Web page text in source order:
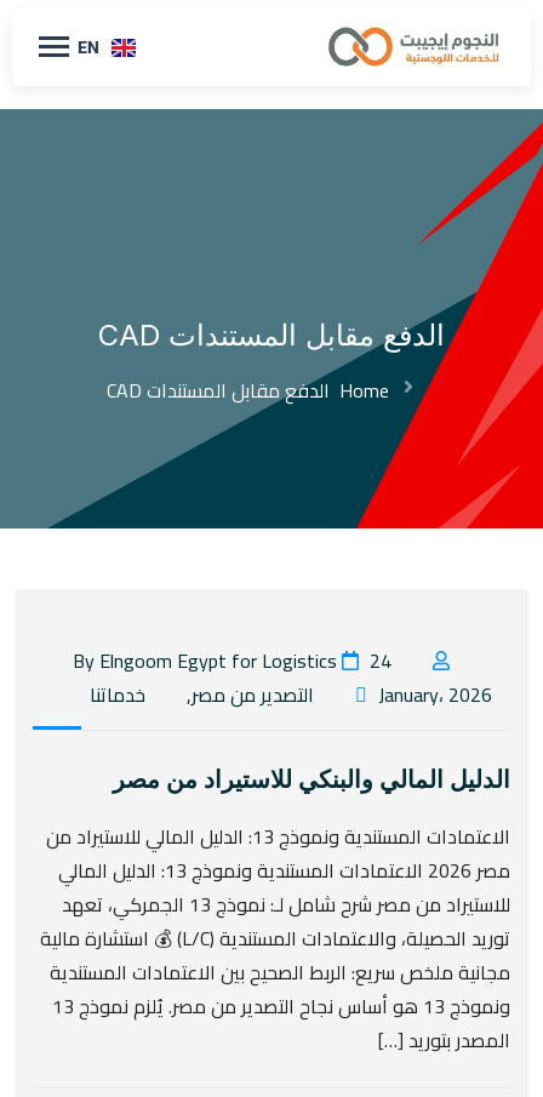
EN
الدفع مقابل المستندات CAD
Home الدفع مقابل المستندات CAD
24
January، 2026
التصدير من مصر, خدماتنا
الدليل المالي والبنكي للاستيراد من مصر
الاعتمادات المستندية ونموذج 13: الدليل المالي للاستيراد من
مصر 2026 الاعتمادات المستندية ونموذج 13: الدليل المالي
للاستيراد من مصر شرح شامل لـ: نموذج 13 الجمركي، تعهد
توريد الحصيلة، والاعتمادات المستندية (L/C) 💰 استشارة مالية
مجانية ملخص سريع: الربط الصحيح بين الاعتمادات المستندية
ونموذج 13 هو أساس نجاح التصدير من مصر. يُلزم نموذج 13
المصدر بتوريد […]